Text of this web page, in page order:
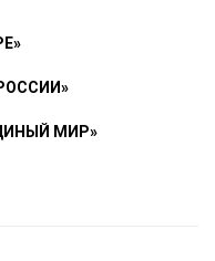
МИР»